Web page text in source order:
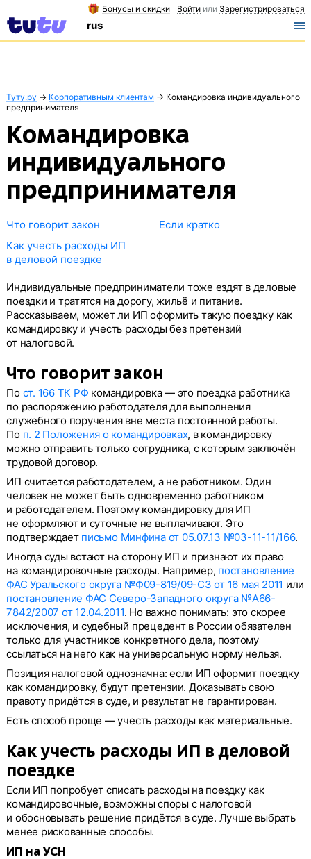
Войтиили Зарегистрироваться
Бонусы и скидки
rus
Туту.ру → Корпоративным клиентам → Командировка индивидуального
предпринимателя
Командировка
индивидуального
предпринимателя
Что говорит закон
Как учесть расходы ИП
в деловой поездке
Если кратко
Индивидуальные предприниматели тоже ездят в деловые
поездки и тратятся на дорогу, жильё и питание.
Рассказываем, может ли ИП оформить такую поездку как
командировку и учесть расходы без претензий
от налоговой.
Что говорит закон
По ст. 166 ТК РФ командировка — это поездка работника
по распоряжению работодателя для выполнения
служебного поручения вне места постоянной работы.
По п. 2 Положения о командировках, в командировку
можно отправить только сотрудника, с которым заключён
трудовой договор.
ИП считается работодателем, а не работником. Один
человек не может быть одновременно работником
и работодателем. Поэтому командировку для ИП
не оформляют и суточные не выплачивают. Это
подтверждает письмо Минфина от 05.07.13 №03-11-11/166.
Иногда суды встают на сторону ИП и признают их право
на командировочные расходы. Например, постановление
ФАС Уральского округа №Ф09-819/09-СЗ от 16 мая 2011 или
постановление ФАС Северо-Западного округа №А66-
7842/2007 от 12.04.2011. Но важно понимать: это скорее
исключения, и судебный прецедент в России обязателен
только для участников конкретного дела, поэтому
ссылаться на него как на универсальную норму нельзя.
Позиция налоговой однозначна: если ИП оформит поездку
как командировку, будут претензии. Доказывать свою
правоту придётся в суде, и результат не гарантирован.
Есть способ проще — учесть расходы как материальные.
Как учесть расходы ИП в деловой
поездке
Если ИП попробует списать расходы на поездку как
командировочные, возможны споры с налоговой
и обосновывать решение придётся в суде. Лучше выбрать
менее рискованные способы.
ИП на УСН